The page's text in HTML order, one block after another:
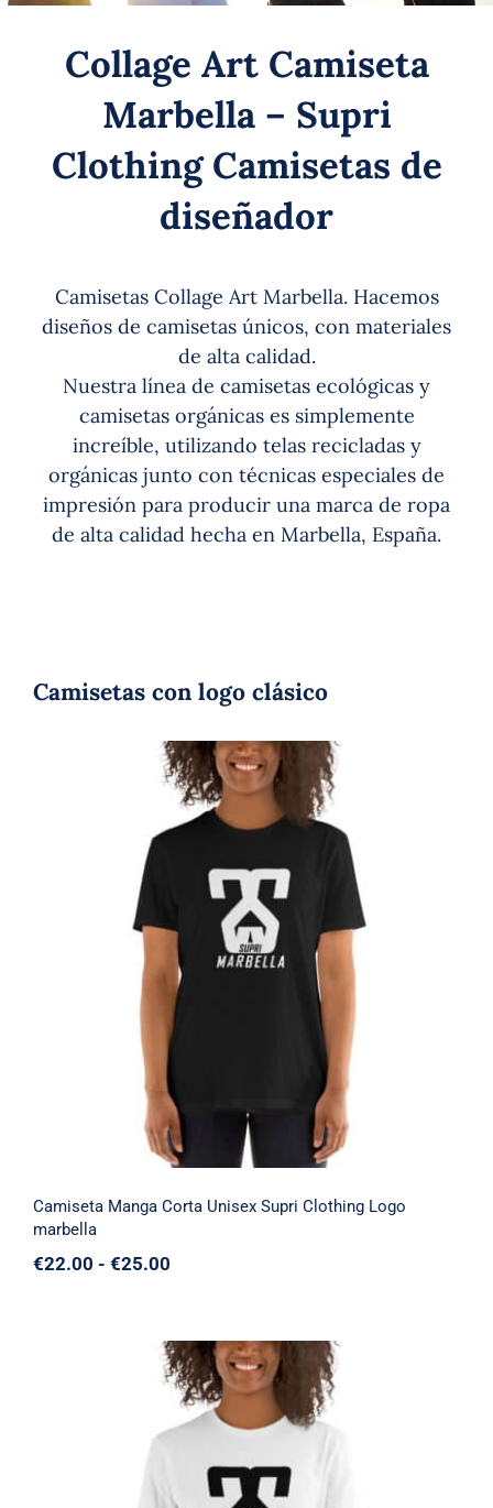
Collage Art Camiseta
Marbella – Supri
Clothing Camisetas de
diseñador
Camisetas Collage Art Marbella. Hacemos
diseños de camisetas únicos, con materiales
de alta calidad.
Nuestra línea de camisetas ecológicas y
camisetas orgánicas es simplemente
increíble, utilizando telas recicladas y
orgánicas junto con técnicas especiales de
impresión para producir una marca de ropa
de alta calidad hecha en Marbella, España.
Camisetas con logo clásico
Camiseta Manga Corta Unisex Supri
Clothing Logo marbella
Camiseta Manga Corta Unisex Supri Clothing Logo
marbella
€22.00 - €25.00Rango
€22.00
hasta
€25.00